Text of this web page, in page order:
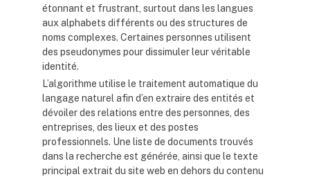
étonnant et frustrant, surtout dans les langues
aux alphabets différents ou des structures de
noms complexes. Certaines personnes utilisent
des pseudonymes pour dissimuler leur véritable
identité.
L’algorithme utilise le traitement automatique du
langage naturel afin d’en extraire des entités et
dévoiler des relations entre des personnes, des
entreprises, des lieux et des postes
professionnels. Une liste de documents trouvés
dans la recherche est générée, ainsi que le texte
principal extrait du site web en dehors du contenu